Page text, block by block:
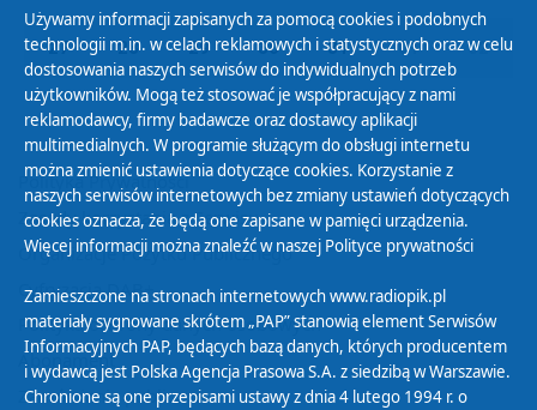
27 28 29 30 31 01 02
Polityka Prywatności
Zasady korzystania z Serwisu
Organizacje Pożytku Publicznego
Cyfryzacja DAB+
Polityka ochrony danych osobowych
Abonament
Zamówienia publiczne
Używamy informacji zapisanych za pomocą cookies i podobnych
technologii m.in. w celach reklamowych i statystycznych oraz w celu
dostosowania naszych serwisów do indywidualnych potrzeb
użytkowników. Mogą też stosować je współpracujący z nami
reklamodawcy, firmy badawcze oraz dostawcy aplikacji
multimedialnych. W programie służącym do obsługi internetu
można zmienić ustawienia dotyczące cookies. Korzystanie z
naszych serwisów internetowych bez zmiany ustawień dotyczących
cookies oznacza, że będą one zapisane w pamięci urządzenia.
Więcej informacji można znaleźć w naszej Polityce prywatności
Zamieszczone na stronach internetowych www.radiopik.pl
materiały sygnowane skrótem „PAP” stanowią element Serwisów
Informacyjnych PAP, będących bazą danych, których producentem
i wydawcą jest Polska Agencja Prasowa S.A. z siedzibą w Warszawie.
Chronione są one przepisami ustawy z dnia 4 lutego 1994 r. o